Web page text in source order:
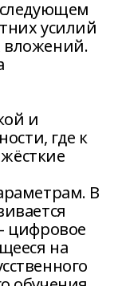
усилий
вложений.
и
где к
В
цифровое
на